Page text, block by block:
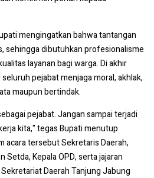
mengingatkan bahwa tantangan
sehingga dibutuhkan profesionalisme
layanan bagi warga. Di akhir
pejabat menjaga moral, akhlak,
maupun bertindak.
pejabat. Jangan sampai terjadi
kita," tegas Bupati menutup
acara tersebut Sekretaris Daerah,
Kepala OPD, serta jajaran
Daerah Tanjung Jabung